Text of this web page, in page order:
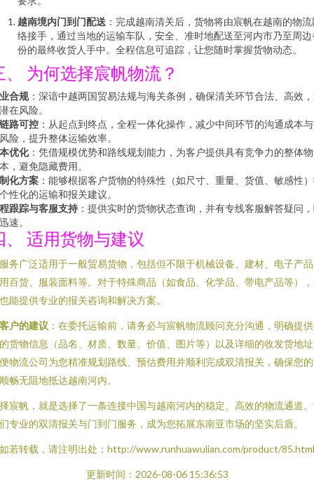
越南境内门到门配送 ：完成越南清关后，货物将由宸帆在越南的物
络接手，通过当地的运输车队，安全、准时地配送至河内市乃至周边
份的最终收货人手中。全程信息可追踪，让您随时掌握货物动态。
、 为何选择宸帆物流？
合规：深谙中越两国贸易法规与海关条例，确保清关环节合法、高效
在风险。
路可控 ：从起点到终点，全程一体化操作，减少中间环节的沟通成本
险，提升整体运输效率。
优化：凭借规模优势和路线规划能力，为客户提供具有竞争力的整体
，避免隐藏费用。
化方案 ：能够根据客户货物的特殊性（如尺寸、重量、货值、敏感性
性化的运输和报关建议。
跟踪与客服支持 ：提供实时的货物状态查询，并有专线客服解答疑问
速。
、 适用货物与建议
务广泛适用于一般贸易货物，包括但不限于机械设备、建材、电子产
百货、服装面料等。对于特殊商品（如食品、化学品、带电产品等）
能提供专业的报关咨询和解决方案。
户的建议 ：在委托运输前，请务必与宸帆物流顾问充分沟通，明确提
货物信息（品名、材质、数量、价值、图片等）以及详细的收发货地
物流公司为您精准规划路线、预估费用并顺利完成双清报关，确保您
畅无阻地抵达越南河内。
宸帆，就是选择了一条连接中国与越南河内的稳定、高效的物流通道
专业的双清报关与门到门服务，成为您拓展东南亚市场的坚实后盾。
如若转载，请注明出处：http://www.runhuawulian.com/product/85.html
更新时间：2026-08-06 15:36:53